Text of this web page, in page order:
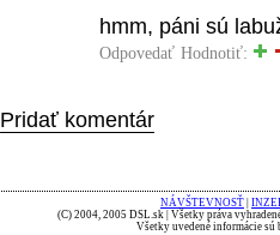
hmm, páni sú
Odpovedať Hodnotiť:
Pridať komentár
NÁVŠTEVNOSŤ
(C) 2004, 2005 DSL.sk | Všetky práva
Všetky uvedené informácie sú